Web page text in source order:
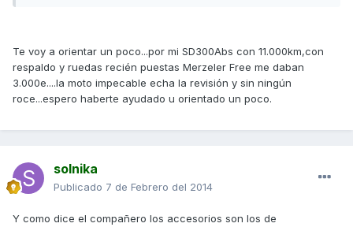
Te voy a orientar un poco...por mi SD300Abs con 11.000km,con
respaldo y ruedas recién puestas Merzeler Free me daban
3.000e....la moto impecable echa la revisión y sin ningún
roce...espero haberte ayudado u orientado un poco.
solnika
Publicado 7 de Febrero del 2014
Y como dice el compañero los accesorios son los de